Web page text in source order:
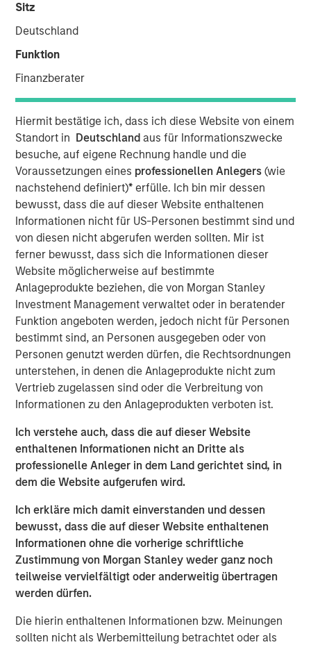
Sitz
Deutschland
Funktion
Finanzberater
Hiermit bestätige ich, dass ich diese Website von einem
Standort in Deutschland aus für Informationszwecke
besuche, auf eigene Rechnung handle und die
Voraussetzungen eines professionellen Anlegers(wie
nachstehend definiert)* erfülle. Ich bin mir dessen
bewusst, dass die auf dieser Website enthaltenen
Informationen nicht für US-Personen bestimmt sind und
von diesen nicht abgerufen werden sollten. Mir ist
ferner bewusst, dass sich die Informationen dieser
Website möglicherweise auf bestimmte
Anlageprodukte beziehen, die von Morgan Stanley
Investment Management verwaltet oder in beratender
Funktion angeboten werden, jedoch nicht für Personen
bestimmt sind, an Personen ausgegeben oder von
Personen genutzt werden dürfen, die Rechtsordnungen
unterstehen, in denen die Anlageprodukte nicht zum
Vertrieb zugelassen sind oder die Verbreitung von
Informationen zu den Anlageprodukten verboten ist.
Ich verstehe auch, dass die auf dieser Website
enthaltenen Informationen nicht an Dritte als
professionelle Anleger in dem Land gerichtet sind, in
dem die Website aufgerufen wird.
Ich erkläre mich damit einverstanden und dessen
bewusst, dass die auf dieser Website enthaltenen
Informationen ohne die vorherige schriftliche
Zustimmung von Morgan Stanley weder ganz noch
teilweise vervielfältigt oder anderweitig übertragen
werden dürfen.
Die hierin enthaltenen Informationen bzw. Meinungen
sollten nicht als Werbemitteilung betrachtet oder als
The Authors
Managing Director
Dan Callahan, CFA
Bridging Accounting and Valuation
This report describes market-expected return on
investment (MEROI), which measures the return at
which the present value of a company’s profits
equals the present value of the investments a
company makes. This allows executives and
investors to understand how high the bar is set for
corporate performance.
Measuring returns has become more difficult as
corporate investments have shifted from being
primarily tangible to intangible. We seek to gain a
more accurate view of returns, and hence
expectations, by separating expenses and
investments properly.
We discuss the shortcomings of common measures
of corporate returns, including return on equity
(ROE), return on invested capital (ROIC), return on
incremental invested capital (ROIIC), and internal
rate of return (IRR).
This report breaks new ground by connecting
valuation (MEROI) and accounting (properly
measuring intangible investment).
PDF herunterladen